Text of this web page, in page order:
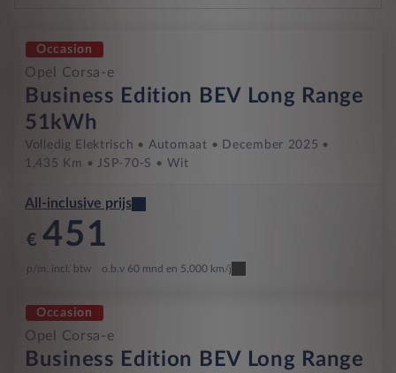
Occasion
Opel Corsa-e
Business Edition BEV Long Range
51kWh
Volledig Elektrisch Automaat
December 2025
1,435 Km
JSP-70-S Wit
All-inclusive prijs
€ 451
p/m. incl. btw o.b.v 60 mnd en 5,000 km/j
Occasion
Opel Corsa-e
Business Edition BEV Long Range